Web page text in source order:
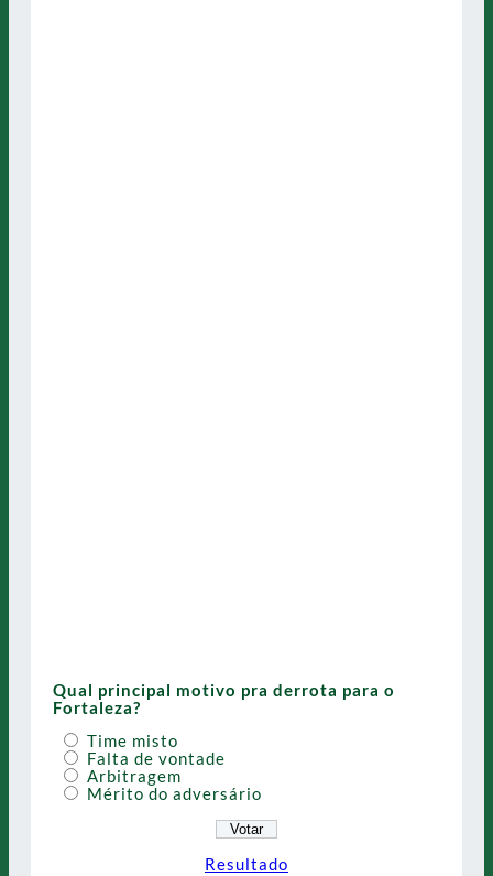
Qual principal motivo pra derrota para o
Fortaleza?
Time misto
Falta de vontade
Arbitragem
Mérito do adversário
Resultado